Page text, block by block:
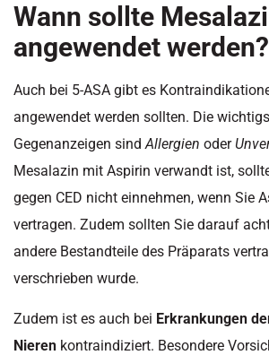
Wann sollte
angewendet werden?
Auch bei 5-ASA gibt es
angewendet werden sollten. Die
Gegenanzeigen sind Allergien oder
Mesalazin mit Aspirin verwandt ist,
gegen CED nicht einnehmen, wenn Sie
vertragen. Zudem sollten Sie darauf
andere Bestandteile des Präparats
verschrieben wurde.
Zudem ist es auch bei Erkrankungen
Nieren kontraindiziert. Besondere